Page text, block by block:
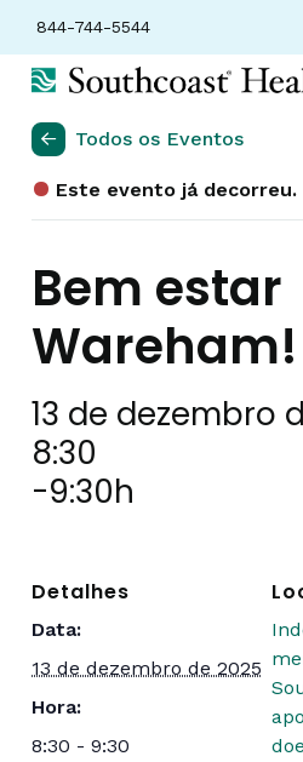
844-744-5544
Todos os Eventos
Este evento já decorreu.
Bem estar
Wareham!
13 de dezembro
8:30
-9:30h
Detalhes
Data:
13 de dezembro de 2025
Hora:
8:30 - 9:30